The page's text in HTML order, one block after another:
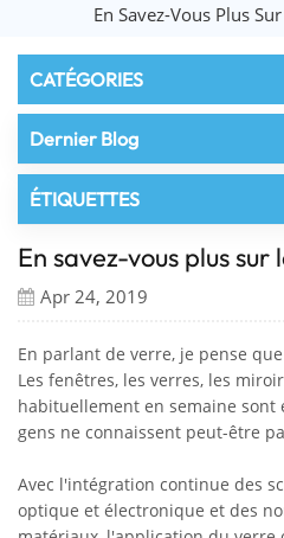
En Savez-Vous Plus
CATÉGORIES
Dernier Blog
ÉTIQUETTES
En savez-vous plus
Apr 24, 2019
En parlant de verre, je pense
Les fenêtres, les verres, les
habituellement en semaine
gens ne connaissent peut-être
Avec l'intégration continue des
optique et électronique et des